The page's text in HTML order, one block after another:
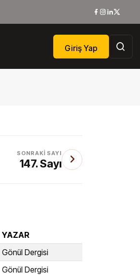
Giriş Yap
SONRAKI SAYI
147. Sayı
YAZAR
Gönül Dergisi
Gönül Dergisi